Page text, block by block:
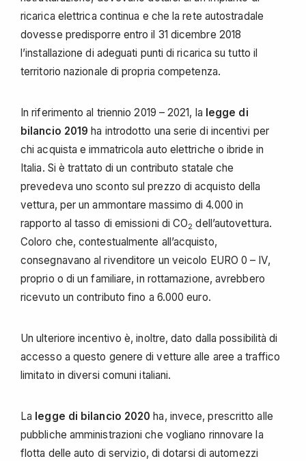
ricarica elettrica continua e che la rete autostradale
dovesse predisporre entro il 31 dicembre 2018
l’installazione di adeguati punti di ricarica su tutto il
territorio nazionale di propria competenza.
In riferimento al triennio 2019 – 2021, la legge di
bilancio 2019 ha introdotto una serie di incentivi per
chi acquista e immatricola auto elettriche o ibride in
Italia. Si è trattato di un contributo statale che
prevedeva uno sconto sul prezzo di acquisto della
vettura, per un ammontare massimo di 4.000 in
rapporto al tasso di emissioni di CO2 dell’autovettura.
Coloro che, contestualmente all’acquisto,
consegnavano al rivenditore un veicolo EURO 0 – IV,
proprio o di un familiare, in rottamazione, avrebbero
ricevuto un contributo fino a 6.000 euro.
Un ulteriore incentivo è, inoltre, dato dalla possibilità di
accesso a questo genere di vetture alle aree a traffico
limitato in diversi comuni italiani.
La legge di bilancio 2020 ha, invece, prescritto alle
pubbliche amministrazioni che vogliano rinnovare la
flotta delle auto di servizio, di dotarsi di automezzi